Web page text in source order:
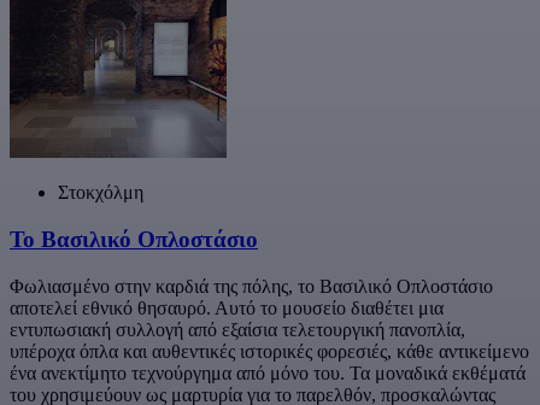
Στοκχόλμη
Το Βασιλικό Οπλοστάσιο
Φωλιασμένο στην καρδιά της πόλης, το Βασιλικό Οπλοστάσιο
αποτελεί εθνικό θησαυρό. Αυτό το μουσείο διαθέτει μια
εντυπωσιακή συλλογή από εξαίσια τελετουργική πανοπλία,
υπέροχα όπλα και αυθεντικές ιστορικές φορεσιές, κάθε αντικείμενο
ένα ανεκτίμητο τεχνούργημα από μόνο του. Τα μοναδικά εκθέματά
του χρησιμεύουν ως μαρτυρία για το παρελθόν, προσκαλώντας